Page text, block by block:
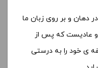
دهان و بر روی زبان ما
عادیست که پس از
ی خود را به درستی